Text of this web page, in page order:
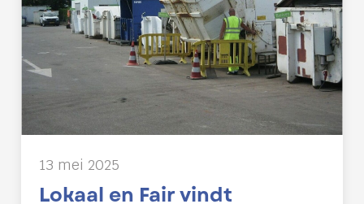
13 mei 2025
Lokaal en Fair vindt